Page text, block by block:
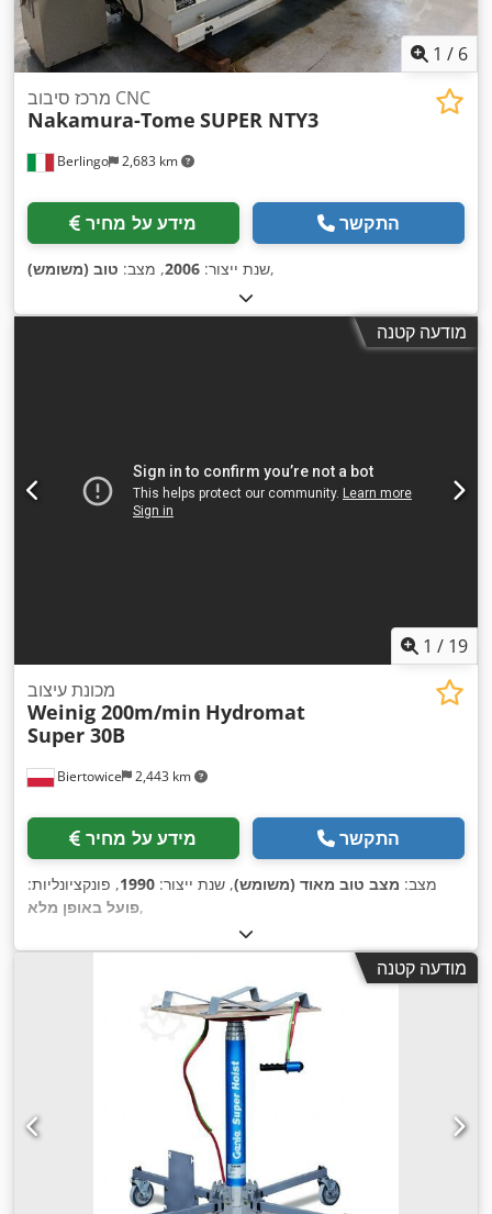
1 / 6
Berlingo 2,683 km
מרכז סיבוב CNC
Nakamura-Tome SUPER NTY3
מידע על מחיר התקשר
שנת ייצור: 2006, מצב: טוב (משומש) ,
מודעה קטנה
1 / 19
Biertowice 2,443 km
מכונת עיצוב
Weinig 200m/min Hydromat
Super 30B
מידע על מחיר התקשר
מצב: מצב טוב מאוד (משומש), שנת ייצור: 1990, פונקציונליות:
פועל באופן מלא,
מודעה קטנה